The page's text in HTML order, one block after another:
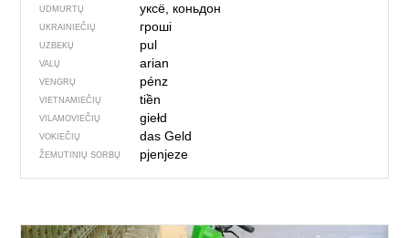
UDMURTŲ уксё, коньдон
UKRAINIEČIŲ гроші
UZBEKŲ pul
VALŲ arian
VENGRŲ pénz
VIETNAMIEČIŲ tiền
VILAMOVIEČIŲ giełd
VOKIEČIŲ das Geld
ŽEMUTINIŲ SORBŲ pjenjeze